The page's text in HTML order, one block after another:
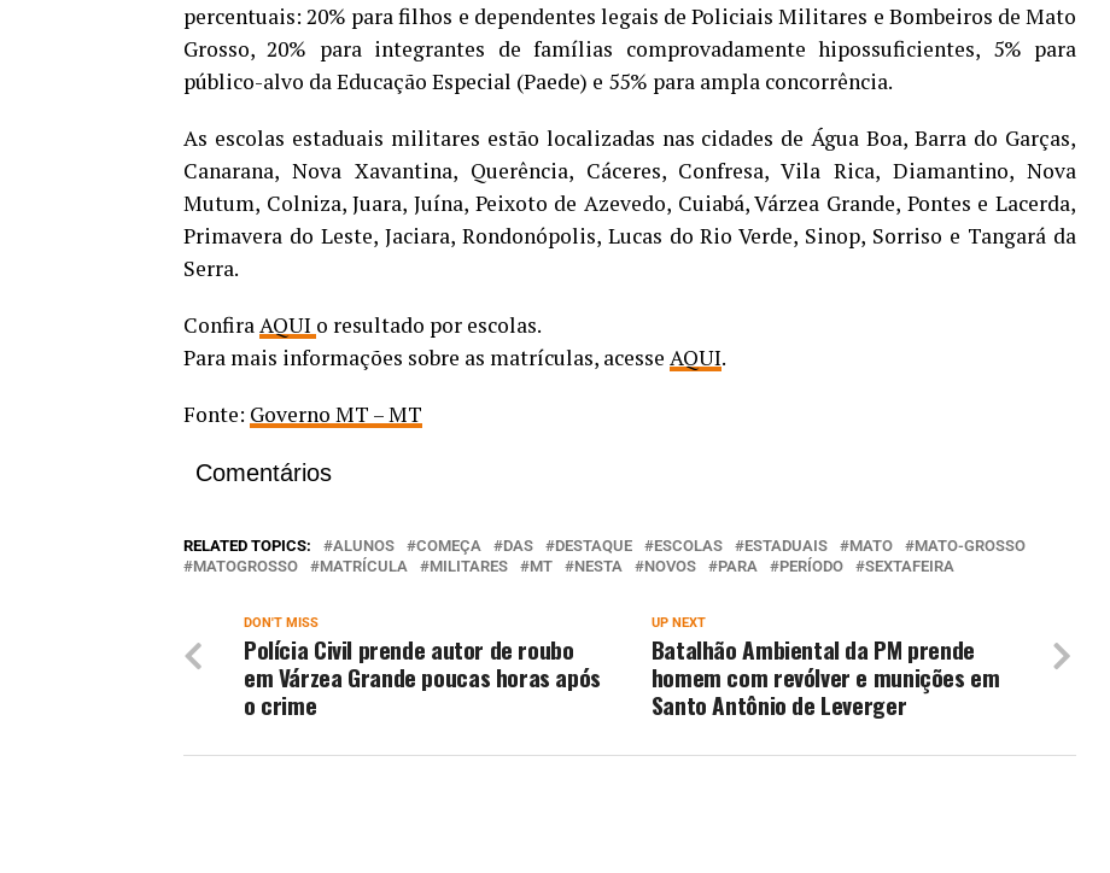
percentuais: 20% para filhos e dependentes legais de Policiais Militares e Bombeiros de Mato
Grosso, 20% para integrantes de famílias comprovadamente hipossuficientes, 5% para
público-alvo da Educação Especial (Paede) e 55% para ampla concorrência.
As escolas estaduais militares estão localizadas nas cidades de Água Boa, Barra do Garças,
Canarana, Nova Xavantina, Querência, Cáceres, Confresa, Vila Rica, Diamantino, Nova
Mutum, Colniza, Juara, Juína, Peixoto de Azevedo, Cuiabá, Várzea Grande, Pontes e Lacerda,
Primavera do Leste, Jaciara, Rondonópolis, Lucas do Rio Verde, Sinop, Sorriso e Tangará da
Serra.
ConfiraAQUI o resultado por escolas.
Para mais informações sobre as matrículas, acesse AQUI.
Fonte: Governo MT – MT
Comentários
RELATED TOPICS: ALUNOS COMEÇA DAS DESTAQUE ESCOLAS ESTADUAIS MATO
MATO-GROSSO
MATOGROSSO
MATRÍCULA MILITARES MT NESTA NOVOS PARA PERÍODO SEXTAFEIRA
UP NEXT
Batalhão Ambiental da PM prende
homem com revólver e munições em
Santo Antônio de Leverger
DON'T MISS
Polícia Civil prende autor de roubo
em Várzea Grande poucas horas após
o crime